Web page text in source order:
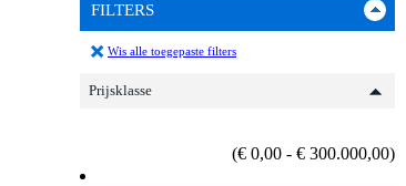
FILTERS
Wis alle toegepaste filters
Prijsklasse
(€ 0,00 - € 300.000,00)